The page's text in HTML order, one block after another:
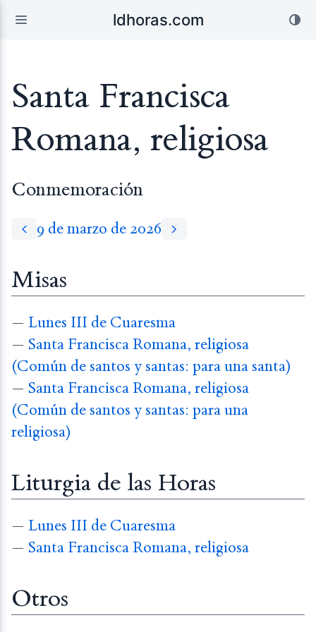
ldhoras.com
Santa Francisca
Romana, religiosa
Conmemoración
9 de marzo de 2026
Misas
— Lunes III de Cuaresma
— Santa Francisca Romana, religiosa
(Común de santos y santas: para una santa)
— Santa Francisca Romana, religiosa
(Común de santos y santas: para una
religiosa)
Liturgia de las Horas
— Lunes III de Cuaresma
— Santa Francisca Romana, religiosa
Otros